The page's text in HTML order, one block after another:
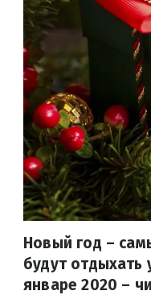
Новый год –
будут отдыхать
январе 2020 –